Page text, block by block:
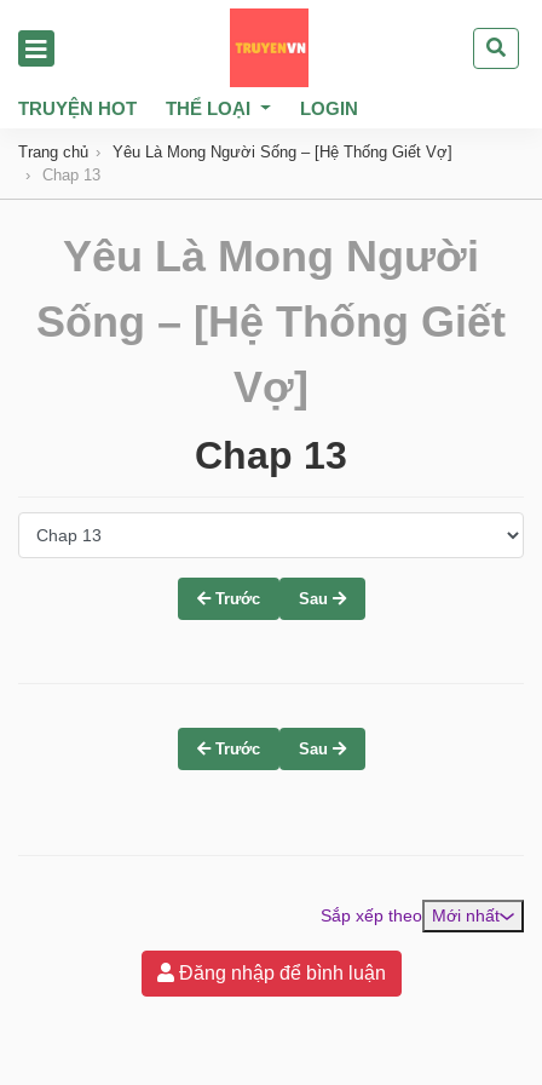
TRUYỆN HOT THỂ LOẠI LOGIN
Trang chủ
Yêu Là Mong Người Sống – [Hệ Thống Giết Vợ]
Chap 13
Yêu Là Mong Người
Sống – [Hệ Thống Giết
Vợ]
Chap 13
Trước Sau
Trước Sau
Sắp xếp theo Mới nhất
Đăng nhập để bình luận